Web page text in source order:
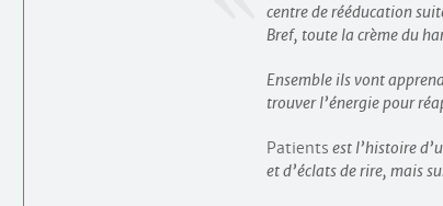
centre de rééducation
Bref, toute la crème du
Ensemble ils vont
trouver l’énergie pour
Patients est l’histoire
et d’éclats de rire, mais